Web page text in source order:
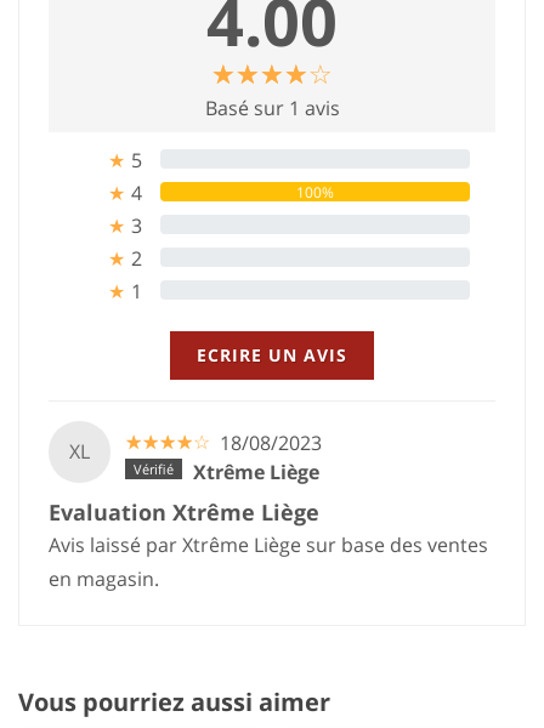
4.00
☆☆☆☆☆
★★★★★
Basé sur 1 avis
★ 5
★ 4 100%
★ 3
★ 2
★ 1
ECRIRE UN AVIS
XL ☆☆☆☆☆
★★★★★ 18/08/2023
Xtrême Liège
Evaluation Xtrême Liège
Avis laissé par Xtrême Liège sur base des ventes
en magasin.
Vous pourriez aussi aimer